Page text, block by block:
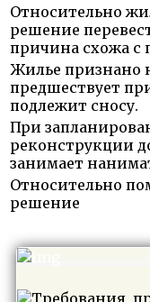
Относительно
решение
причина схожа
Жилье признано
предшествует
подлежит сносу.
При
реконструкции
занимает
Относительно
решение